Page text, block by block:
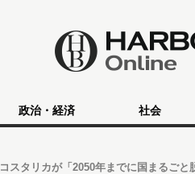
政治・経済 社会
コスタリカが「2050年までに国まるご